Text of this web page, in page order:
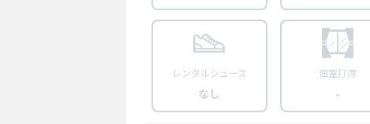
レンタルシューズ
なし
個室打席
-